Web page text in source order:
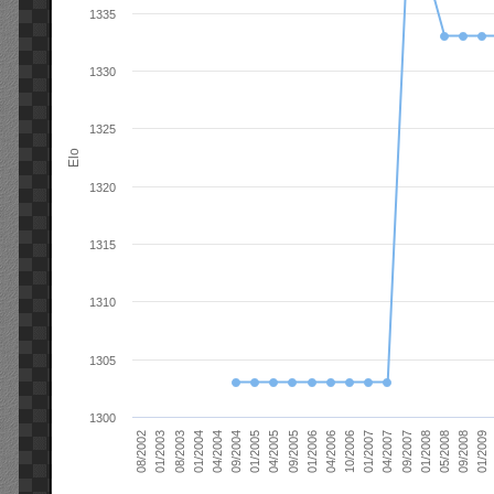
Elo
08/2002 01/2003 08/2003 01/2004 04/2004 09/2004 01/2005 04/2005 09/2005 01/2006 04/2006 10/2006 01/2007 04/2007 09/2007 01/2008 05/2008 09/2008 01/2009
1300
1305
1310
1315
1320
1325
1330
1335